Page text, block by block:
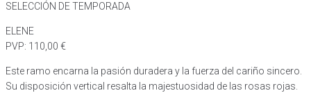
SELECCIÓN DE TEMPORADA
ELENE
PVP: 110,00 €
Este ramo encarna la pasión duradera y la fuerza del cariño sincero.
Su disposición vertical resalta la majestuosidad de las rosas rojas.